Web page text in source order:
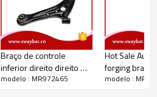
Braço de controle
inferior direito direito OE
D65134300D
modelo : MR972465
Hot Sale Auto
forging braço
controle para
modelo :